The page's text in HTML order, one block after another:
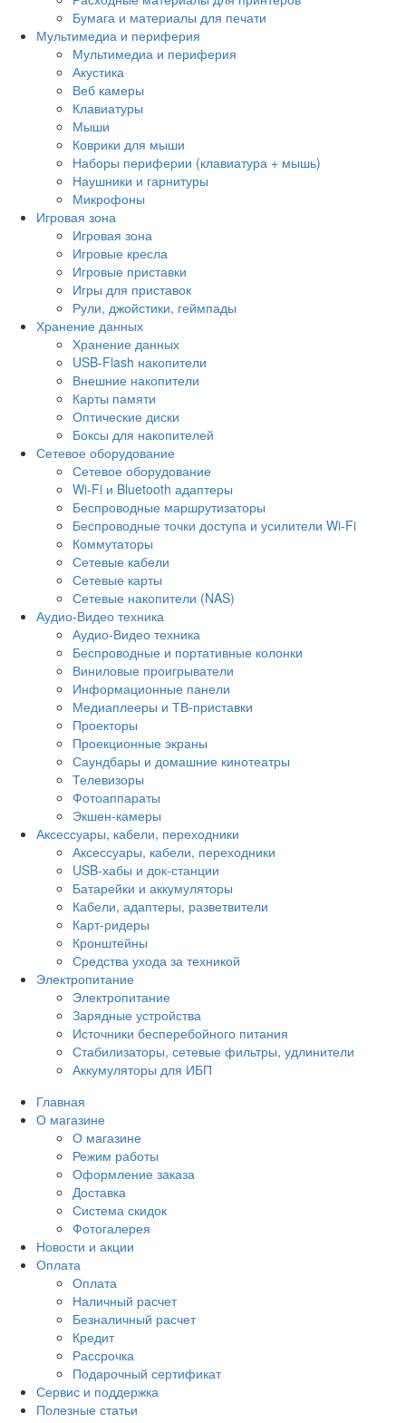
Бумага и материалы для печати
Мультимедиа и периферия
Мультимедиа и периферия
Акустика
Веб камеры
Клавиатуры
Мыши
Коврики для мыши
Наборы периферии (клавиатура + мышь)
Наушники и гарнитуры
Микрофоны
Игровая зона
Игровая зона
Игровые кресла
Игровые приставки
Игры для приставок
Рули, джойстики, геймпады
Хранение данных
Хранение данных
USB-Flash накопители
Внешние накопители
Карты памяти
Оптические диски
Боксы для накопителей
Сетевое оборудование
Сетевое оборудование
Wi-Fi и Bluetooth адаптеры
Беспроводные маршрутизаторы
Беспроводные точки доступа и усилители Wi-Fi
Коммутаторы
Сетевые кабели
Сетевые карты
Сетевые накопители (NAS)
Аудио-Видео техника
Аудио-Видео техника
Беспроводные и портативные колонки
Виниловые проигрыватели
Информационные панели
Медиаплееры и ТВ-приставки
Проекторы
Проекционные экраны
Саундбары и домашние кинотеатры
Телевизоры
Фотоаппараты
Экшен-камеры
Аксессуары, кабели, переходники
Аксессуары, кабели, переходники
USB-хабы и док-станции
Батарейки и аккумуляторы
Кабели, адаптеры, разветвители
Карт-ридеры
Кронштейны
Средства ухода за техникой
Электропитание
Электропитание
Зарядные устройства
Источники бесперебойного питания
Стабилизаторы, сетевые фильтры, удлинители
Аккумуляторы для ИБП
Главная
О магазине
О магазине
Режим работы
Оформление заказа
Доставка
Система скидок
Фотогалерея
Новости и акции
Оплата
Оплата
Наличный расчет
Безналичный расчет
Кредит
Рассрочка
Подарочный сертификат
Сервис и поддержка
Полезные статьи